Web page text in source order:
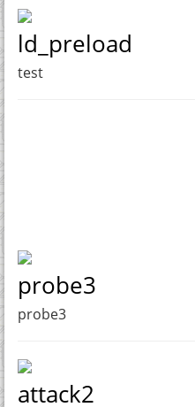
ld_preload
test
probe3
probe3
attack2